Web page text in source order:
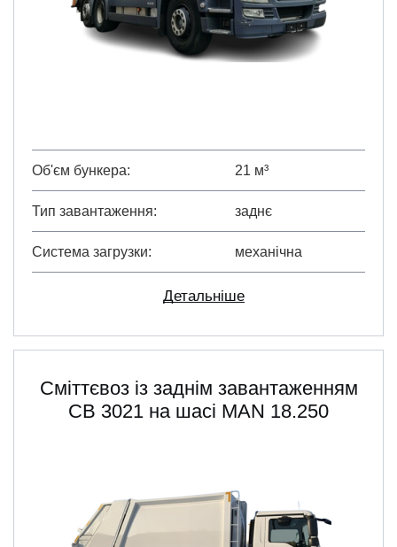
Об'єм бункера 21 м³
Тип завантаження заднє
Система загрузки механічна
Детальніше
Сміттєвоз із заднім завантаженням
СВ 3021 на шасі MAN 18.250